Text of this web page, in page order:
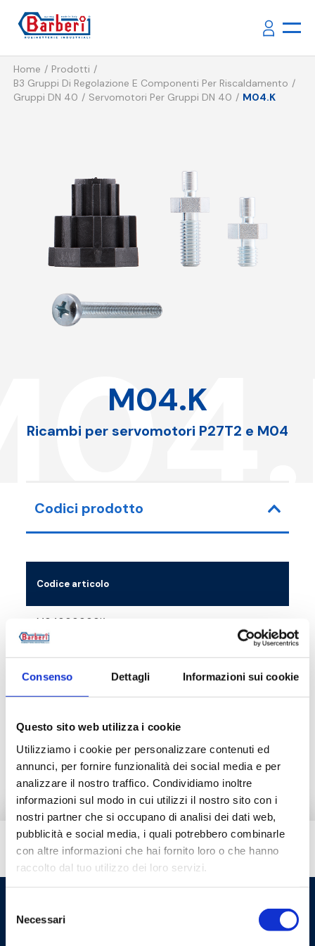
Consenso Dettagli Informazioni sui cookie
Questo sito web utilizza i cookie
Utilizziamo i cookie per personalizzare contenuti ed
annunci, per fornire funzionalità dei social media e per
analizzare il nostro traffico. Condividiamo inoltre
informazioni sul modo in cui utilizzi il nostro sito con i
nostri partner che si occupano di analisi dei dati web,
pubblicità e social media, i quali potrebbero combinarle
con altre informazioni che hai fornito loro o che hanno
raccolto dal tuo utilizzo dei loro servizi.
delNecessari
Home
Prodotti
B3 Gruppi Di Regolazione E Componenti Per Riscaldamento
Gruppi DN 40
Servomotori Per Gruppi DN 40 M04.K
M04.K
Ricambi per servomotori P27T2 e M04
Codici prodotto
Codice articolo
M04000000K
Documentazione
Hai bisogno di aiuto?